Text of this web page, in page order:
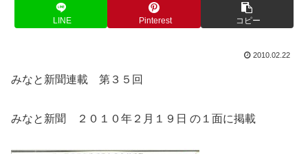
LINE Pinterest コピー
2010.02.22
みなと新聞連載 第３５回
みなと新聞 ２０１０年２月１９日 の１面に掲載